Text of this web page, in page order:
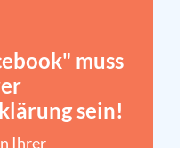
muss
sein!
Ihrer